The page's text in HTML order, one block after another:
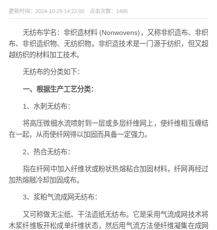
更新时间：2024-10-29 14:22:00 点击次数：1486
无纺布学名：非织造材料 (Nonwovens)，又称非织造布、非织
布、非织造织物、无纺织物。非织造技术是一门源于纺织，但又超
越纺织的材料加工技术。
无纺布的分类如下：
一、根据生产工艺分类：
1、水刺无纺布：
将高压微细水流喷射到一层或多层纤维网上，使纤维相互缠结
在一起，从而使纤网得以加固而具备一定强力。
2、热合无纺布：
指在纤网中加入纤维状或粉状热熔粘合加固材料，纤网再经过
加热熔融冷却加固成布。
3、浆粕气流成网无纺布：
又可称做无尘纸、干法造纸无纺布。它是采用气流成网技术将
木浆纤维板开松成单纤维状态，然后用气流方法使纤维凝集在成网